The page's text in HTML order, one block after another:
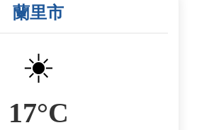
蘭里市
☀️
17°C